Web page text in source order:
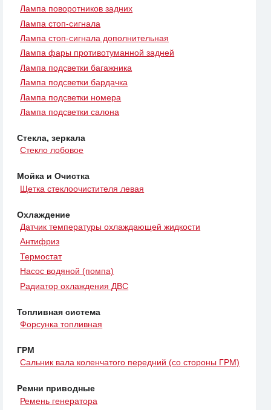
Лампа поворотников задних
Лампа стоп-сигнала
Лампа стоп-сигнала дополнительная
Лампа фары противотуманной задней
Лампа подсветки багажника
Лампа подсветки бардачка
Лампа подсветки номера
Лампа подсветки салона
Стекла, зеркала
Стекло лобовое
Мойка и Очистка
Щетка стеклоочистителя левая
Охлаждение
Датчик температуры охлаждающей жидкости
Антифриз
Термостат
Насос водяной (помпа)
Радиатор охлаждения ДВС
Топливная система
Форсунка топливная
ГРМ
Сальник вала коленчатого передний (со стороны ГРМ)
Ремни приводные
Ремень генератора